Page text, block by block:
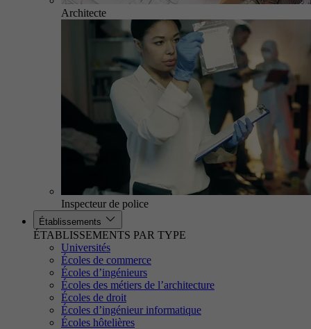
Architecte
Inspecteur de police
Établissements
ÉTABLISSEMENTS PAR TYPE
Universités
Écoles de commerce
Écoles d’ingénieurs
Écoles des métiers de l’architecture
Écoles de droit
Écoles d’ingénieur informatique
Écoles hôtelières